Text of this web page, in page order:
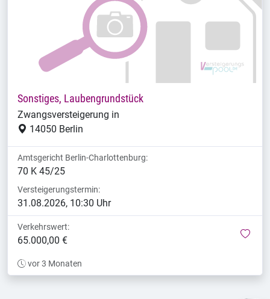
Sonstiges, Laubengrundstück
Zwangsversteigerung in
14050 Berlin
Amtsgericht Berlin-Charlottenburg:
70 K 45/25
Versteigerungstermin:
31.08.2026, 10:30 Uhr
Verkehrswert:
65.000,00 €
vor 3 Monaten